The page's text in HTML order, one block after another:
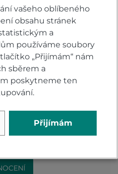
produktu a pomožte
vašeho oblíbeného
obsahu stránek
a
používáme soubory
„Přijímám“ nám
sběrem a
poskytneme ten
Přijímám